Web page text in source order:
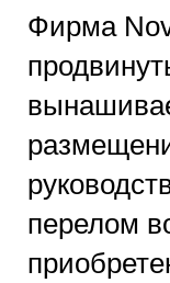
Фирма
перелом